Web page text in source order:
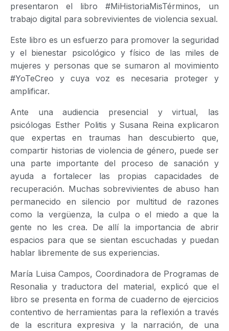
presentaron el libro #MiHistoriaMisTérminos, un
trabajo digital para sobrevivientes de violencia sexual.
Este libro es un esfuerzo para promover la seguridad
y el bienestar psicológico y físico de las miles de
mujeres y personas que se sumaron al movimiento
#YoTeCreo y cuya voz es necesaria proteger y
amplificar.
Ante una audiencia presencial y virtual, las
psicólogas Esther Politis y Susana Reina explicaron
que expertas en traumas han descubierto que,
compartir historias de violencia de género, puede ser
una parte importante del proceso de sanación y
ayuda a fortalecer las propias capacidades de
recuperación. Muchas sobrevivientes de abuso han
permanecido en silencio por multitud de razones
como la vergüenza, la culpa o el miedo a que la
gente no les crea. De allí la importancia de abrir
espacios para que se sientan escuchadas y puedan
hablar libremente de sus experiencias.
María Luisa Campos, Coordinadora de Programas de
Resonalia y traductora del material, explicó que el
libro se presenta en forma de cuaderno de ejercicios
contentivo de herramientas para la reflexión a través
de la escritura expresiva y la narración, de una